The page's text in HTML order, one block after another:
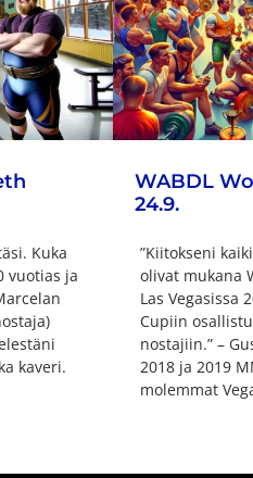
Kuka
vuotias ja
kaveri.
WABDL
24.9.
”Kiitokseni
olivat mukana
Las Vegasissa
Cupiin
nostajiin.” –
2018 ja 2019
molemmat